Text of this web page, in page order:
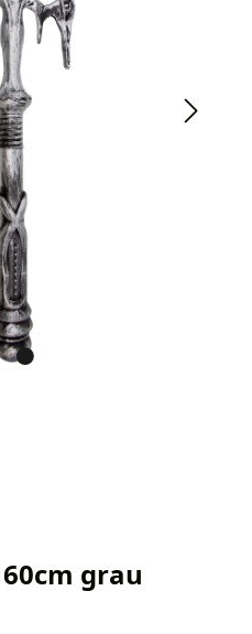
grau